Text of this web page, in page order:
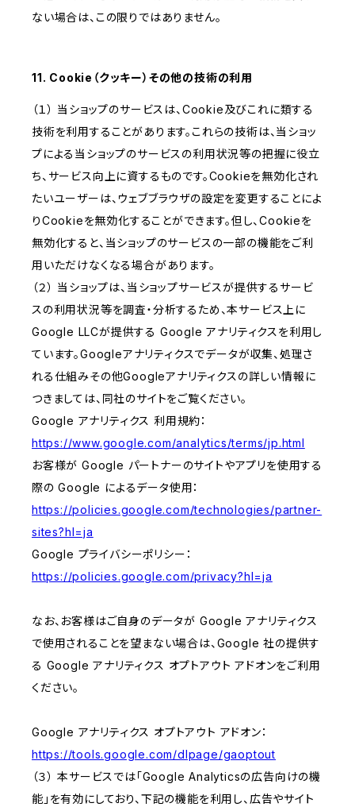
ない場合は、この限りではありません。
11. Cookie（クッキー）その他の技術の利用
（１） 当ショップのサービスは、Cookie及びこれに類する
技術を利用することがあります。これらの技術は、当ショッ
プによる当ショップのサービスの利用状況等の把握に役立
ち、サービス向上に資するものです。Cookieを無効化され
たいユーザーは、ウェブブラウザの設定を変更することによ
りCookieを無効化することができます。但し、Cookieを
無効化すると、当ショップのサービスの一部の機能をご利
用いただけなくなる場合があります。
（２） 当ショップは、当ショップサービスが提供するサービ
スの利用状況等を調査・分析するため、本サービス上に
Google LLCが提供する Google アナリティクスを利用し
ています。Googleアナリティクスでデータが収集、処理さ
れる仕組みその他Googleアナリティクスの詳しい情報に
つきましては、同社のサイトをご覧ください。
Google アナリティクス 利用規約：
https://www.google.com/analytics/terms/jp.html
お客様が Google パートナーのサイトやアプリを使用する
際の Google によるデータ使用：
https://policies.google.com/technologies/partner-
sites?hl=ja
Google プライバシーポリシー：
https://policies.google.com/privacy?hl=ja
なお、お客様はご自身のデータが Google アナリティクス
で使用されることを望まない場合は、Google 社の提供す
る Google アナリティクス オプトアウト アドオンをご利用
ください。
Google アナリティクス オプトアウト アドオン：
https://tools.google.com/dlpage/gaoptout
（３） 本サービスでは「Google Analyticsの広告向けの機
能」を有効にしており、下記の機能を利用し、広告やサイト